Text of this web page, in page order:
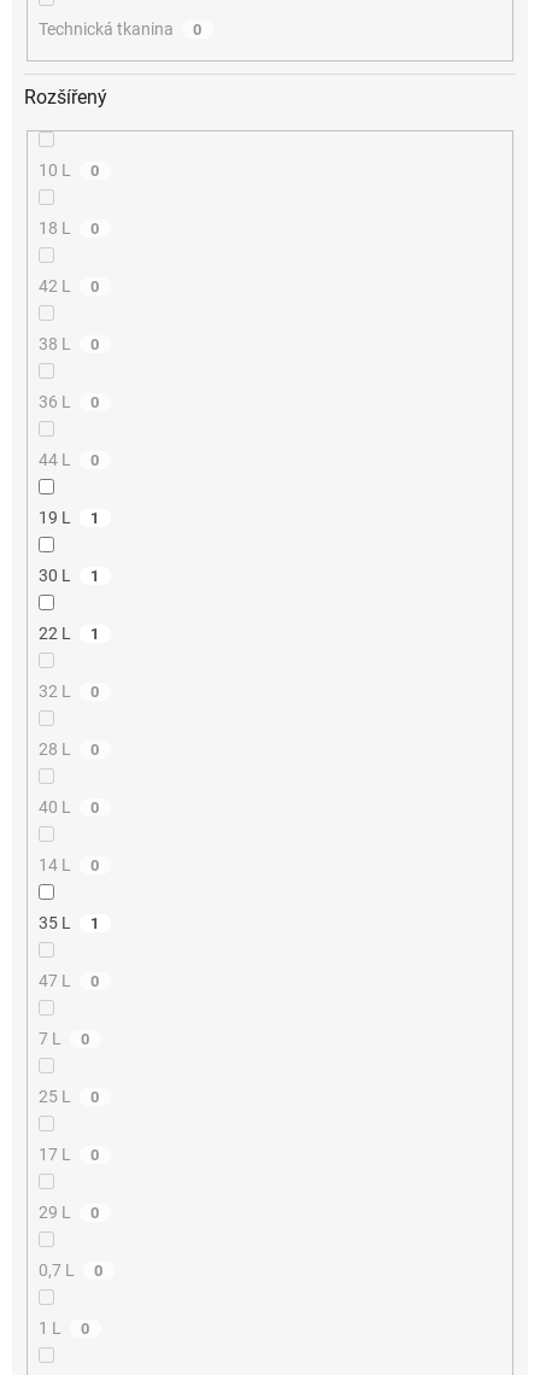
Technická tkanina 0
Rozšířený
10 L 0
18 L 0
42 L 0
38 L 0
36 L 0
44 L 0
19 L 1
30 L 1
22 L 1
32 L 0
28 L 0
40 L 0
14 L 0
35 L 1
47 L 0
7 L 0
25 L 0
17 L 0
29 L 0
0,7 L 0
1 L 0